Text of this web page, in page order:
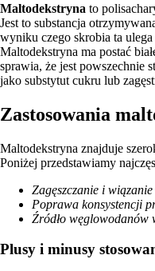
Maltodekstryna to
Jest to substancja
wyniku czego skrobia ta ulega
Maltodekstryna ma postać
sprawia, że jest powszechnie
jako substytut cukru lub
Zastosowania
Maltodekstryna znajduje
Poniżej przedstawiamy
Zagęszczanie i wiązanie
Poprawa konsystencji
Źródło węglowodanów
Plusy i minusy